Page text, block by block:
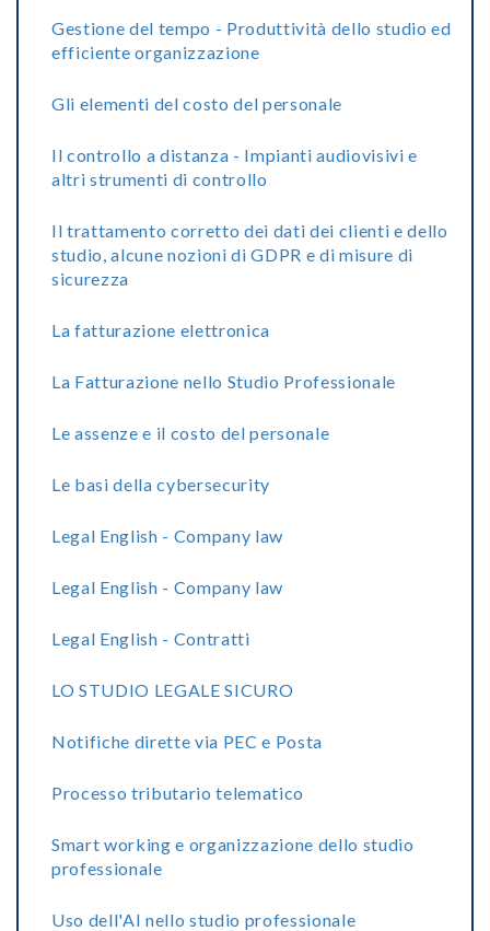
Gestione del tempo - Produttività dello studio ed
efficiente organizzazione
Gli elementi del costo del personale
Il controllo a distanza - Impianti audiovisivi e
altri strumenti di controllo
Il trattamento corretto dei dati dei clienti e dello
studio, alcune nozioni di GDPR e di misure di
sicurezza
La fatturazione elettronica
La Fatturazione nello Studio Professionale
Le assenze e il costo del personale
Le basi della cybersecurity
Legal English - Company law
Legal English - Company law
Legal English - Contratti
LO STUDIO LEGALE SICURO
Notifiche dirette via PEC e Posta
Processo tributario telematico
Smart working e organizzazione dello studio
professionale
Uso dell'AI nello studio professionale